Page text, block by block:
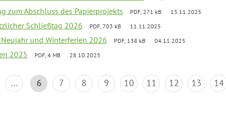
zum Abschluss des Papierprojekts PDF, 271 kB 13.11.2025
Schließtag 2026 PDF, 703 kB 11.11.2025
und Winterferien 2026 PDF, 138 kB 04.11.2025
2025 PDF, 4 MB 28.10.2025
... 6 7 8 9 10 11 12 13 14